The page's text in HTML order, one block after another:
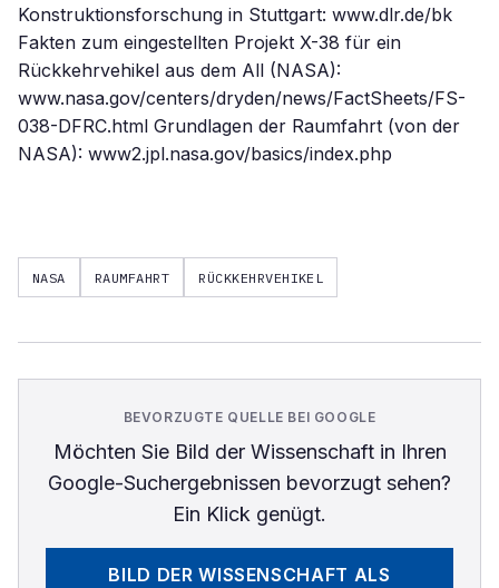
Konstruktionsforschung in Stuttgart: www.dlr.de/bk
Fakten zum eingestellten Projekt X-38 für ein
Rückkehrvehikel aus dem All (NASA):
www.nasa.gov/centers/dryden/news/FactSheets/FS-
038-DFRC.html Grundlagen der Raumfahrt (von der
NASA): www2.jpl.nasa.gov/basics/index.php
NASA RAUMFAHRT RÜCKKEHRVEHIKEL
BEVORZUGTE QUELLE BEI GOOGLE
Möchten Sie Bild der Wissenschaftin Ihren
Google-Suchergebnissen bevorzugt sehen?
Ein Klick genügt.
BILD DER WISSENSCHAFT ALS